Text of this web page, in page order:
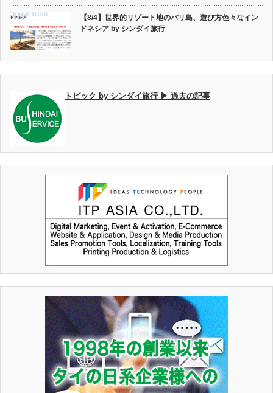
【8/4】世界的リゾート地のバリ島、遊び方色々なイン
ドネシア by シンダイ旅行
トピック by シンダイ旅行 ▶ 過去の記事